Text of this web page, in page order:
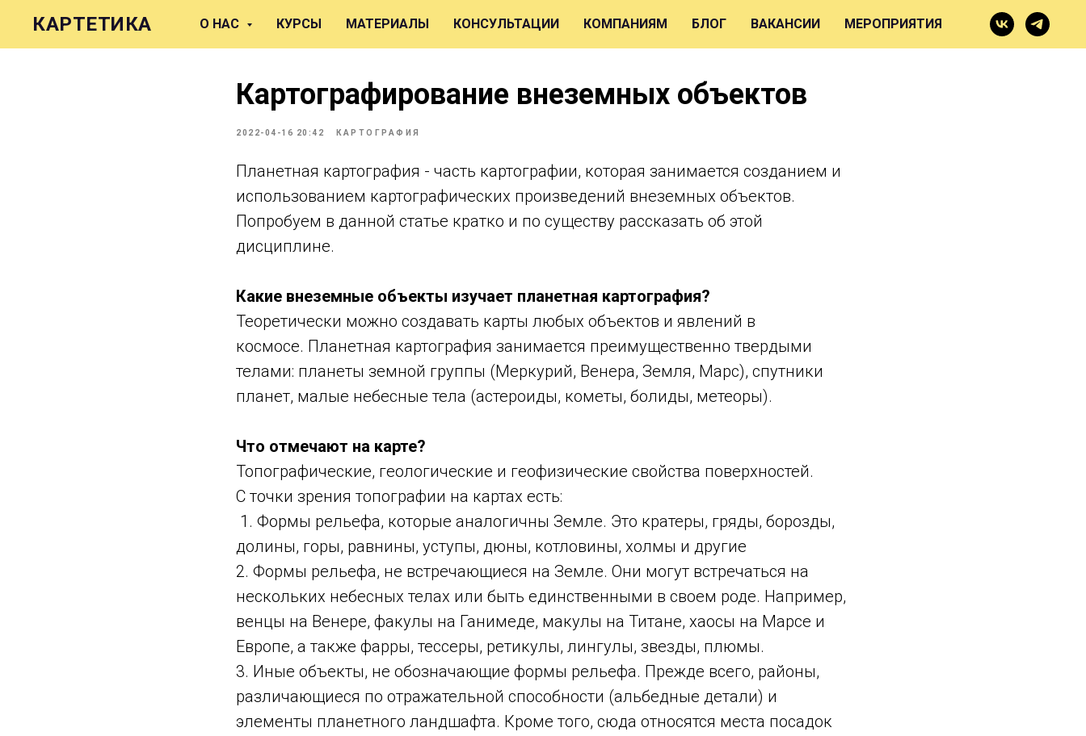
КАРТЕТИКА О НАС КУРСЫ МАТЕРИАЛЫ КОНСУЛЬТАЦИИ КОМПАНИЯМ БЛОГ ВАКАНСИИ МЕРОПРИЯТИЯ
Картографирование внеземных объектов
2022-04-16 20:42 КАРТОГРАФИЯ
Планетная картография - часть картографии, которая занимается созданием и
использованием картографических произведений внеземных объектов.
Попробуем в данной статье кратко и по существу рассказать об этой
дисциплине.
Какие внеземные объекты изучает планетная картография?
Теоретически можно создавать карты любых объектов и явлений в
космосе. Планетная картография занимается преимущественно твердыми
телами: планеты земной группы (Меркурий, Венера, Земля, Марс), спутники
планет, малые небесные тела (астероиды, кометы, болиды, метеоры).
Что отмечают на карте?
Топографические, геологические и геофизические свойства поверхностей.
С точки зрения топографии на картах есть:
1. Формы рельефа, которые аналогичны Земле. Это кратеры, гряды, борозды,
долины, горы, равнины, уступы, дюны, котловины, холмы и другие
2. Формы рельефа, не встречающиеся на Земле. Они могут встречаться на
нескольких небесных телах или быть единственными в своем роде. Например,
венцы на Венере, факулы на Ганимеде, макулы на Титане, хаосы на Марсе и
Европе, а также фарры, тессеры, ретикулы, лингулы, звезды, плюмы.
3. Иные объекты, не обозначающие формы рельефа. Прежде всего, районы,
различающиеся по отражательной способности (альбедные детали) и
элементы планетного ландшафта. Кроме того, сюда относятся места посадок